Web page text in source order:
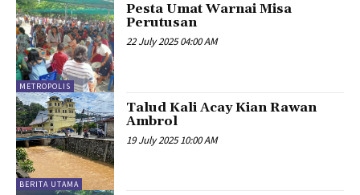
METROPOLIS
Pesta Umat Warnai Misa
Perutusan
22 July 2025 04:00 AM
BERITA UTAMA
Talud Kali Acay Kian Rawan
Ambrol
19 July 2025 10:00 AM